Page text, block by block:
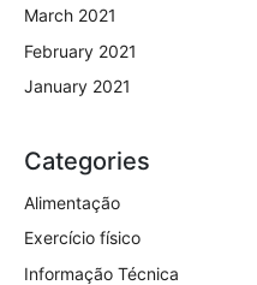
March 2021
February 2021
January 2021
Categories
Alimentação
Exercício físico
Informação Técnica